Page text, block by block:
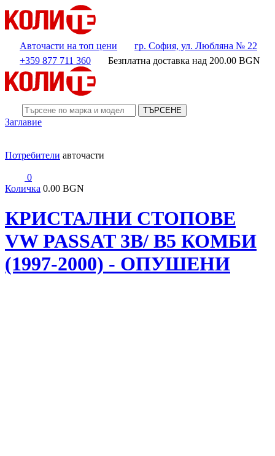
Авточасти на топ цени
гр. София, ул. Любляна № 22
+359 877 711 360
Безплатна доставка над 200.00 BGN
ТЪРСЕНЕ
Заглавие
Потребители авточасти
0
Количка 0.00 BGN
КРИСТАЛНИ СТОПОВЕ
VW PASSAT 3B/ B5 КОМБИ
(1997-2000) - ОПУШЕНИ